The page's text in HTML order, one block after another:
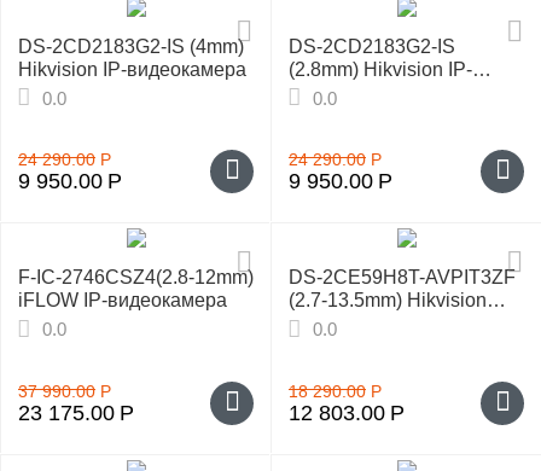
DS-2CD2183G2-IS (4mm)
Hikvision IP-видеокамера
0.0
24 290.00 Р
9 950.00 Р
DS-2CD2183G2-IS
(2.8mm) Hikvision IP-
видеокамера
0.0
24 290.00 Р
9 950.00 Р
F-IC-2746CSZ4(2.8-12mm)
iFLOW IP-видеокамера
0.0
37 990.00 Р
23 175.00 Р
DS-2CE59H8T-AVPIT3ZF
(2.7-13.5mm) Hikvision
Уличная HD-TV камера
0.0
18 290.00 Р
12 803.00 Р